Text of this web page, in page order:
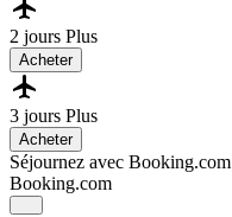
2 jours Plus
Acheter
3 jours Plus
Acheter
Séjournez avec Booking.com
Booking.com